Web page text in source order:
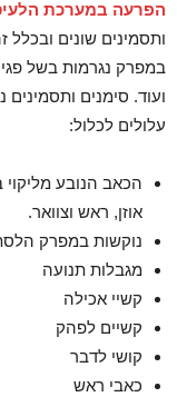
הפרעה במערכת
ותסמינים שונים ובכלל
במפרק נגרמות בשל
ועוד. סימנים
עלולים לכלול:
הכאב הנובע
אוזן, ראש וצוואר.
נוקשות במפרק
מגבלות תנועה
קשיי אכילה
קשיים לפהק
קושי לדבר
כאבי ראש